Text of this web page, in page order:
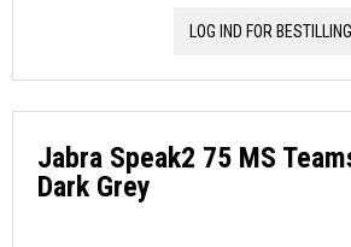
LOG IND FOR BESTILLING
Jabra Speak2 75 MS
Dark Grey